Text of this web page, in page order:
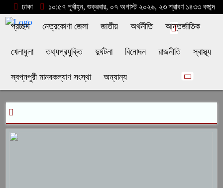
ঢাকা ১০:৫৭ পূর্বাহ্ন, শুক্রবার, ০৭ অগাস্ট ২০২৬, ২৩ শ্রাবণ ১৪৩৩ বঙ্গাব্দ
প্রচ্ছদ নেত্রকোণা জেলা জাতীয় অর্থনীতি আন্তর্জাতিক
খেলাধুলা তথ্যপ্রযুক্তি দুর্ঘটনা বিনোদন রাজনীতি স্বাস্থ্য
স্বপ্নপুরী মানবকল্যাণ সংস্থা অন্যান্য